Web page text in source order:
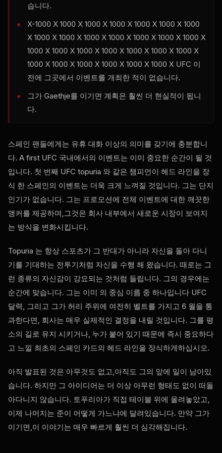
습니다.
X-1000 X 1000 X 1000 X 1000 X 1000 X 1000 X 1000
X 1000 X 1000 X 1000 X 1000 X 1000 X 1000 X 1000 X
1000 X 1000 X 1000 X 1000 X 1000 X 1000 X 1000 X
1000 X 1000 X 1000 X 1000 X 1000 X 1000 X UFC 이
전에 그곳에서 이벤트를 개최한 적이 없습니다.
그가 Gaethje를 이기면 계획은 훨씬 더 현실적이 됩니
다.
스페인 팬들에게는 유휴 대화 이상의 의미를 갖기에 충분합니
다. A first UFC 국내에서의 이벤트는 이미 중요한 순간이 될 것
입니다. 첫 번째 UFC topuria 와 같은 챔피언이 헤드 라인을 장
식 한 스페인의 이벤트는 더욱 크게 느껴질 것입니다. 그는 단지
인기가 없습니다. 그는 프로모션에 전체 이벤트에 대한 깨끗한
앵커를 제공하며,그것은 회사 내부에서 새로운 시장이 보여지
는 방식을 변화시킵니다.
Topuria 는 항상 스포츠가 그 반대가 아니라 자신을 돌아 다니
기를 기대하는 전투기처럼 자신을 수행 해 왔습니다. 때로는 그
런 종류의 자신감이 강요되는 것처럼 들립니다. 그의 경우에는
순간에 맞습니다. 그는 이미 의 중심 이름 중 하나입니다 UFC
달력, 그리고 그가 허리 주위에 여전히 벨트를 가지고 6 월을 통
과한다면, 회사는 매우 실제적인 결정을 내릴 것입니다. 그를 평
소의 길로 유지 시키거나, 누가 붙어 있기 때문에 즉시 중요하다
고 느낄 최초의 스페인 카드의 헤드 라인을 장식하게하십시오.
아직 발표된 것은 아무것도 없고,아직도 그의 앞에 일이 남아있
습니다. 하지만 그 아이디어는 더 이상 아무런 형태도 없이 떠돌
아다니지 않습니다. 토푸리아가 직접 테이블 위에 올려놓았고,
이제 나머지는 준이 어떻게 가느냐에 달려있습니다. 만약 그가
이기면,이 이야기는 매우 빠르게 훨씬 더 심각해집니다.